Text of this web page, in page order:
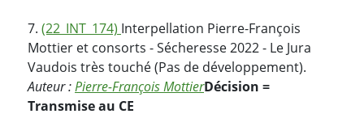
7. (22_INT_174) Interpellation Pierre-François
Mottier et consorts - Sécheresse 2022 - Le Jura
Vaudois très touché (Pas de développement).
Auteur :Pierre-François MottierDécision =
Transmise au CE